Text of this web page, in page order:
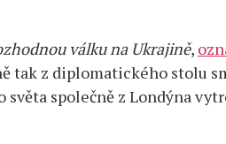
válku na Ukrajině,
tak z diplomatického stolu
společně z Londýna